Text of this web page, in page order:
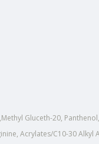
Gluceth-20,
Acrylates/C10-30